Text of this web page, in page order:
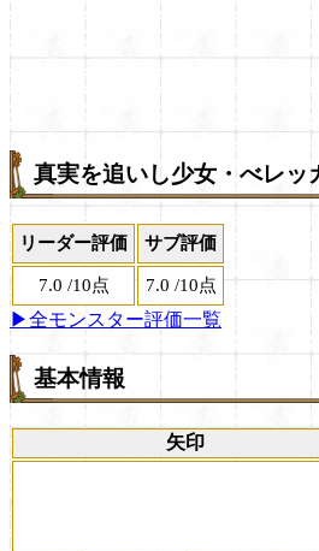
真実を追いし少女・べレッ
リーダー評価 サブ評価
7.0 /10点 7.0 /10点
▶全モンスター評価一覧
基本情報
矢印